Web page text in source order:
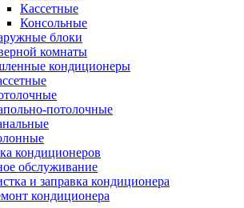
Кассетные
Консольные
блоки
комнаты
кондиционеры
потолочные
кондиционеров
обслуживание
и заправка кондиционера
кондиционера